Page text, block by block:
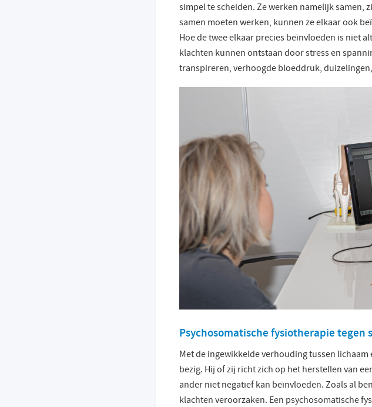
simpel te scheiden. Ze werken namelijk samen,
samen moeten werken, kunnen ze elkaar ook
Hoe de twee elkaar precies beïnvloeden is niet
klachten kunnen ontstaan door stress en
transpireren, verhoogde bloeddruk,
Psychosomatische fysiotherapie tegen
Met de ingewikkelde verhouding tussen
bezig. Hij of zij richt zich op het herstellen van
ander niet negatief kan beïnvloeden. Zoals al
klachten veroorzaken. Een psychosomatische